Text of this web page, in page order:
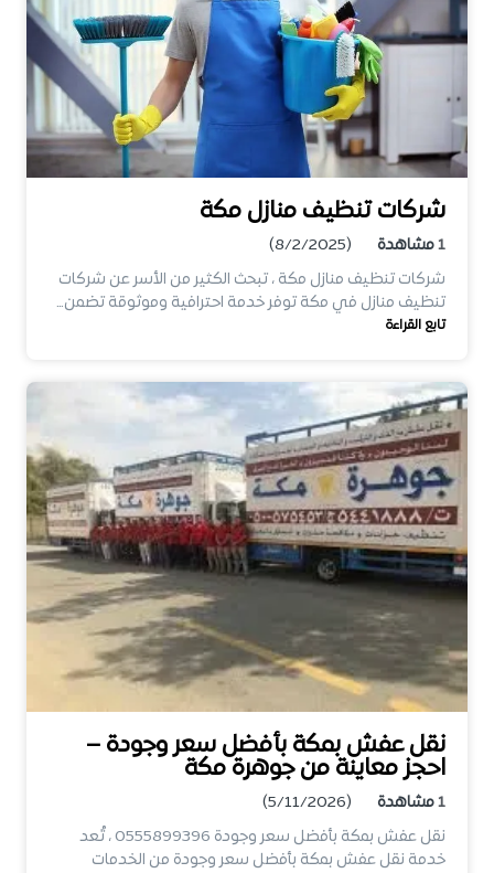
شركات تنظيف منازل مكة
1مشاهدة
(8/2/2025)
شركات تنظيف منازل مكة ، تبحث الكثير من الأسر عن شركات
تنظيف منازل في مكة توفر خدمة احترافية وموثوقة تضمن…
تابع القراءة
نقل عفش بمكة بأفضل سعر وجودة –
احجز معاينة من جوهرة مكة
1مشاهدة
(5/11/2026)
نقل عفش بمكة بأفضل سعر وجودة 0555899396 ، تُعد
خدمة نقل عفش بمكة بأفضل سعر وجودة من الخدمات